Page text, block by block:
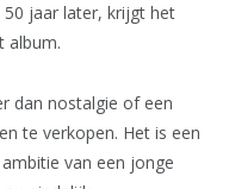
50 jaar later, krijgt het
album.
dan nostalgie of een
te verkopen. Het is een
van een jonge